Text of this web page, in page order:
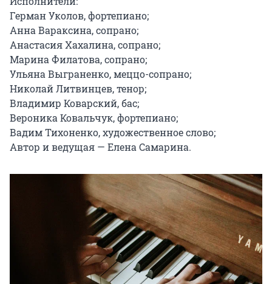
Герман Уколов, фортепиано;
Анна Вараксина, сопрано;
Анастасия Хахалина, сопрано;
Марина Филатова, сопрано;
Ульяна Выграненко, меццо-сопрано;
Николай Литвинцев, тенор;
Владимир Коварский, бас;
Вероника Ковальчук, фортепиано;
Вадим Тихоненко, художественное слово;
Автор и ведущая — Елена Самарина.